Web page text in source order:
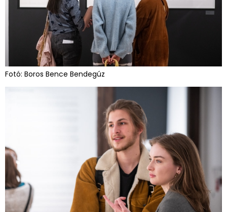
Fotó: Boros Bence Bendegúz